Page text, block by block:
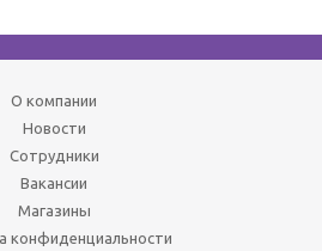
О компании
Новости
Сотрудники
Вакансии
Магазины
конфиденциальности